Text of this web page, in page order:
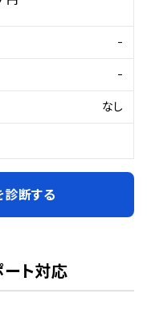
-
-
なし
診断する
ート対応